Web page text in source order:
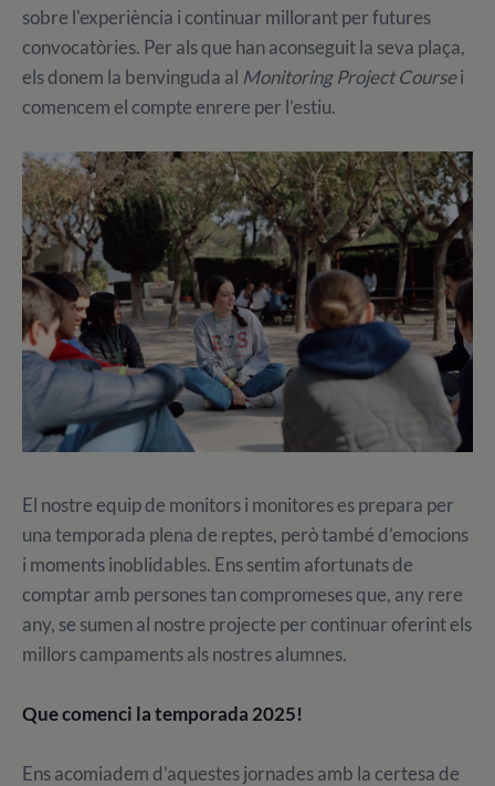
sobre l'experiència i continuar millorant per futures
convocatòries. Per als que han aconseguit la seva plaça,
els donem la benvinguda al Monitoring Project Coursei
comencem el compte enrere per l’estiu.
El nostre equip de monitors i monitores es prepara per
una temporada plena de reptes, però també d’emocions
i moments inoblidables. Ens sentim afortunats de
comptar amb persones tan compromeses que, any rere
any, se sumen al nostre projecte per continuar oferint els
millors campaments als nostres alumnes.
Que comenci la temporada 2025!
Ens acomiadem d’aquestes jornades amb la certesa de